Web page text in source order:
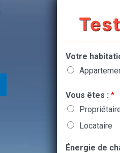
Votre
Vous êtes : *
Locataire
Énergie de